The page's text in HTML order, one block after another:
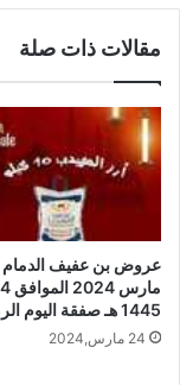
مقالات ذات صلة
1445 هـ صفقة اليوم الرمضانية
24 مارس,2024